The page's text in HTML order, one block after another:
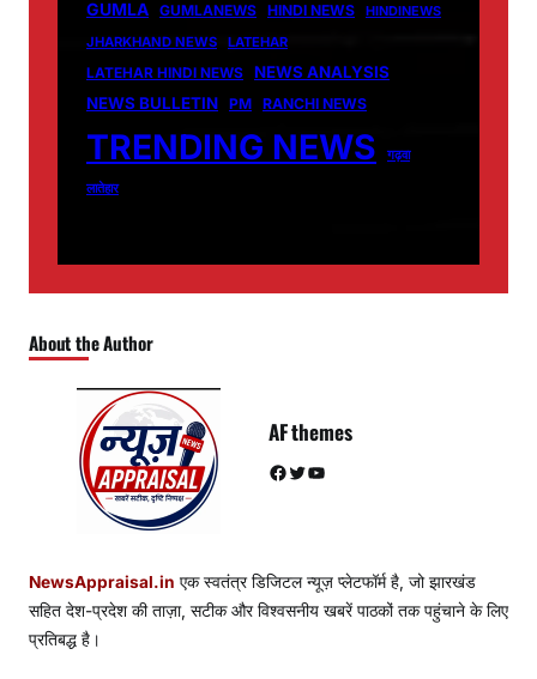
GUMLA GUMLANEWS HINDI NEWS
HINDINEWS
JHARKHAND NEWS
LATEHAR
LATEHAR HINDI NEWS
NEWS ANALYSIS
NEWS BULLETIN PM RANCHI NEWS
TRENDING NEWS
गढ़वा
लातेहार
About the Author
AF themes
Facebook Twitter YouTube
NewsAppraisal.in एक स्वतंत्र डिजिटल न्यूज़ प्लेटफॉर्म है, जो झारखंड
सहित देश-प्रदेश की ताज़ा, सटीक और विश्वसनीय खबरें पाठकों तक पहुंचाने के लिए
प्रतिबद्ध है।